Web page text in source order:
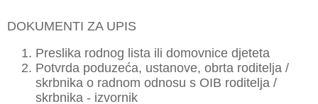
DOKUMENTI ZA UPIS
Preslika rodnog lista ili domovnice djeteta
Potvrda poduzeća, ustanove, obrta roditelja /
skrbnika o radnom odnosu s OIB roditelja /
skrbnika - izvornik